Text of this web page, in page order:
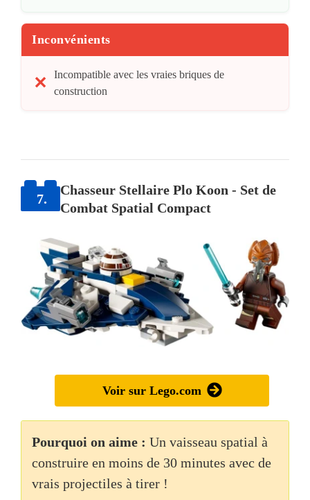
Inconvénients
Incompatible avec les vraies briques de
construction
7.
Chasseur Stellaire Plo Koon - Set de
Combat Spatial Compact
Voir sur Lego.com
Pourquoi on aime : Un vaisseau spatial à
construire en moins de 30 minutes avec de
vrais projectiles à tirer !